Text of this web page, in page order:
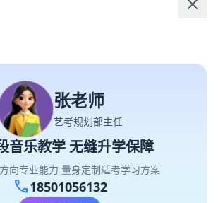
张老师
艺考规划部主任
音乐教学 无缝升学保障
向专业能力 量身定制适考学习方案
call18501056132